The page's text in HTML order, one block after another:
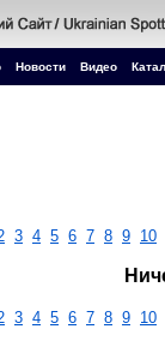
Новости Видео
3 4 5 6 7 8 9 10
3 4 5 6 7 8 9 10